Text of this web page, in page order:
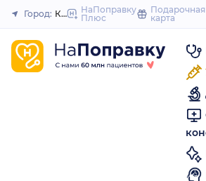
Закрыть
Город: КемеровоНаПоправку
Плюс
Подарочная
карта